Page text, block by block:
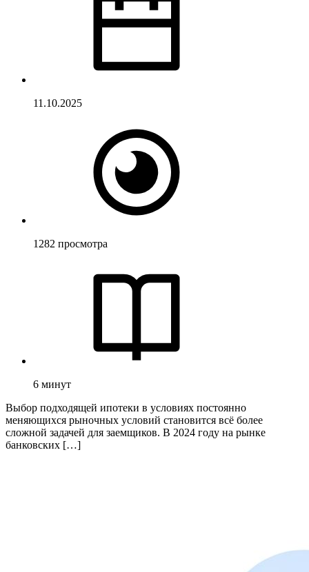
11.10.2025
1282 просмотра
6 минут
Выбор подходящей ипотеки в условиях постоянно
меняющихся рыночных условий становится всё более
сложной задачей для заемщиков. В 2024 году на рынке
банковских […]